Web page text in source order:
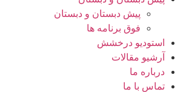
پیش دبستان و دبستان
فوق برنامه ها
استودیو درخشش
آرشیو مقالات
درباره ما
تماس با ما
سلام به شما :)
چطور میتونم کمکتون کنم؟